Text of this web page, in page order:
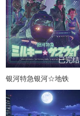
已完结
银河特急银河☆地铁